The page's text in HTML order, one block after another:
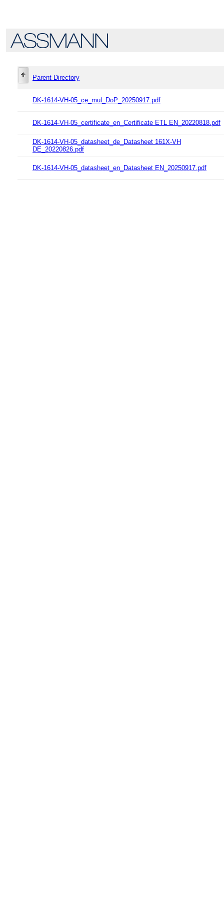
Parent Directory
DK-1614-VH-05_ce_mul_DoP_20250917.pdf
DK-1614-VH-05_certificate_en_Certificate ETL EN_20220818.pdf
DK-1614-VH-05_datasheet_de_Datasheet 161X-VH
DE_20220826.pdf
DK-1614-VH-05_datasheet_en_Datasheet EN_20250917.pdf